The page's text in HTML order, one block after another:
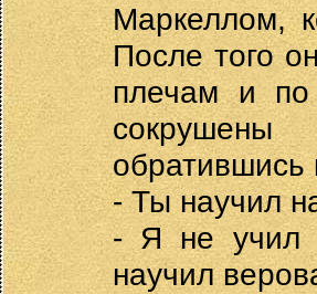
Маркеллом,
После того
плечам и
обратившись
- Ты научил
- Я не учил
научил